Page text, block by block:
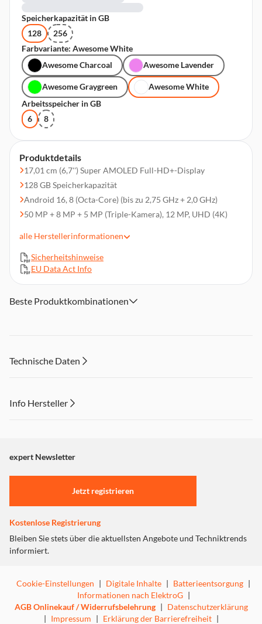
Produktdetails
17,01 cm (6,7'') Super AMOLED Full-HD+-Display
128 GB Speicherkapazität
Android 16, 8 (Octa-Core) (bis zu 2,75 GHz + 2,0 GHz)
50 MP + 8 MP + 5 MP (Triple-Kamera), 12 MP, UHD (4K)
Glonass, Beidou, Galileo, QZSS, 4G (LTE), 5G
5.000 mAh Akkukapazität, IP68
Dual-SIM (SIM + SIM oder SIM + eSIM) (Nano-SIM / eSIM)
alle Herstellerinformationen
Sicherheitshinweise
EU Data Act Info
Speicherkapazität in GB
128
256
Farbvariante: Awesome White
Awesome Charcoal
Awesome Lavender
Awesome Graygreen
Awesome White
Arbeitsspeicher in GB
6
8
Beste Produktkombinationen
Technische Daten
Info Hersteller
"Marketing".
Einstellungen anpassen
expert Newsletter
Jetzt registrieren
Kostenlose Registrierung
Bleiben Sie stets über die aktuellsten Angebote und Techniktrends
informiert.
Cookie-Einstellungen | Digitale Inhalte | Batterieentsorgung |
Informationen nach ElektroG |
AGB Onlinekauf / Widerrufsbelehrung | Datenschutzerklärung
| Impressum | Erklärung der Barrierefreiheit |